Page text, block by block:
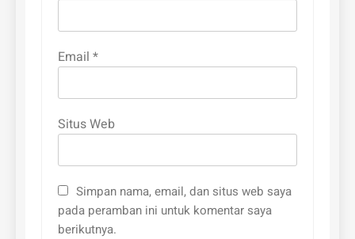
Email *
Situs Web
Simpan nama, email, dan situs web saya
pada peramban ini untuk komentar saya
berikutnya.